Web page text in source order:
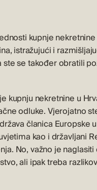
kupnje
istražujući i
se također obratili
kupnju nekretnine u
odluke. Vjerojatno
članica Europske
kao i državljani
No, važno je
ali ipak treba